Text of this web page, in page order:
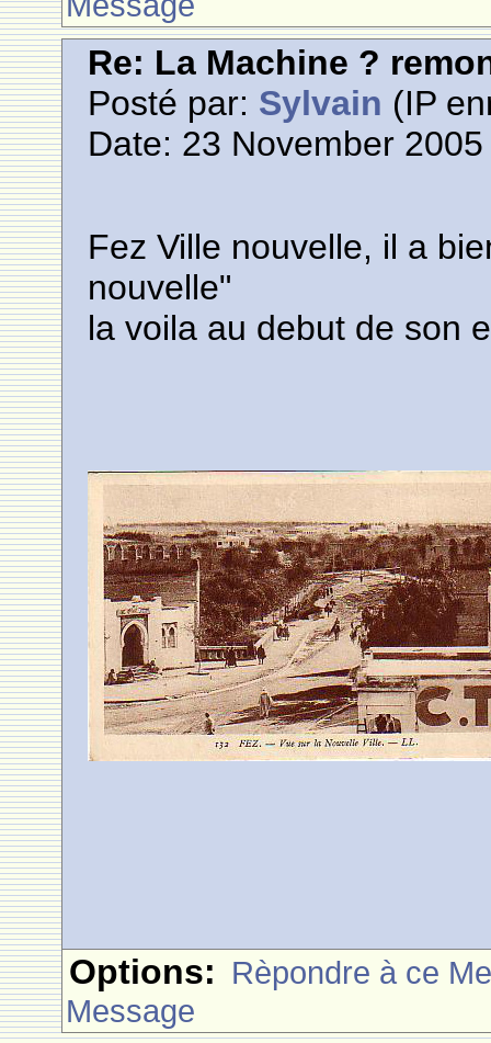
Re: La Machine ?
Posté par: Sylvain (IP
Date: 23 November
Fez Ville nouvelle, il a
nouvelle"
la voila au debut de son
Options: Rèpondre à ce
Message